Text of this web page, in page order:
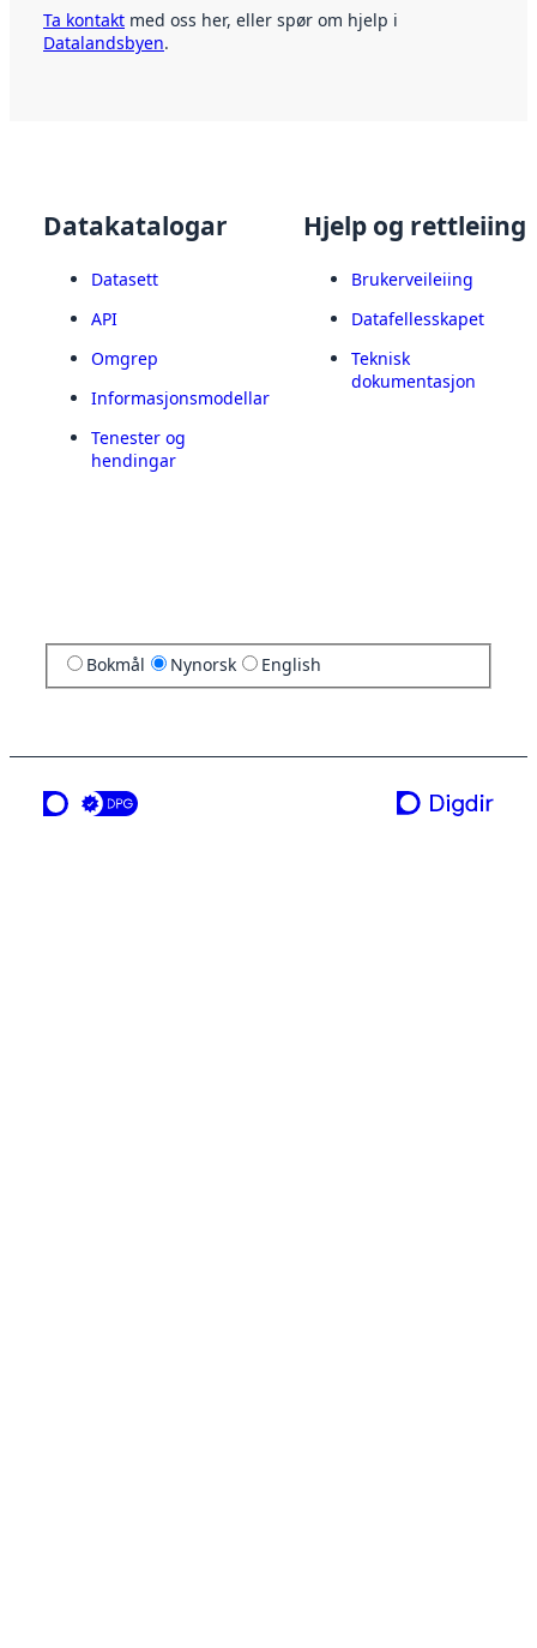
Ta kontakt med oss her, eller spør om hjelp i
Datalandsbyen.
Datakatalogar
Datasett
API
Omgrep
Informasjonsmodellar
Tenester og
hendingar
Hjelp og rettleiing
Brukerveileiing
Datafellesskapet
Teknisk
dokumentasjon
Bokmål Nynorsk English